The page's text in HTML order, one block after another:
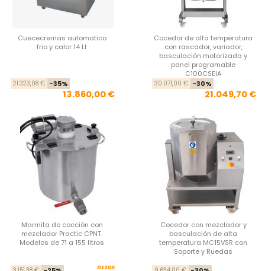
Cuececremas automatico
frio y calor 14 Lt
Precio base
21.323,08 € -35%
13.860,00 €
Cocedor de alta temperatura
con rascador, variador,
basculación motorizada y
panel programable
C100CSEIA
30.071,00 € -30%
21.049,70 €
Marmita de cocción con
mezclador Practic CPNT.
Modelos de 71 a 155 litros
DESDE
Cocedor con mezclador y
basculación de alta
temperatura MC15VSR con
Soporte y Ruedas